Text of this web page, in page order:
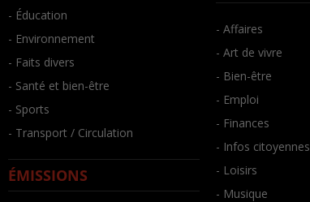
- Éducation
- Environnement
- Faits divers
- Santé et bien-être
- Sports
- Transport / Circulation
ÉMISSIONS
- Affaires
- Art de vivre
- Bien-être
- Emploi
- Finances
- Infos citoyennes
- Loisirs
- Musique